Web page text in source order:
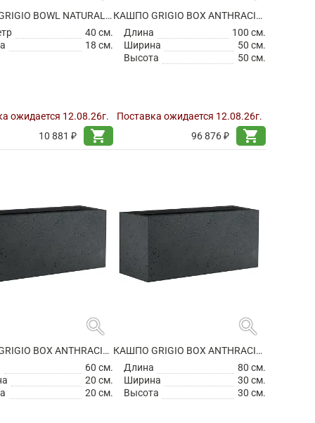
КАШПО GRIGIO BOWL NATURAL CONCRETE
40 см.
18 см.
ожидается 12.08.26г.
10 881 ₽
shopping_cart
КАШПО GRIGIO BOX ANTHRACITE НА КОЛЕСИКАХ
Длина
100 см.
Ширина
50 см.
Высота
50 см.
Поставка ожидается 12.08.26г.
96 876 ₽
shopping_cart
search
КАШПО GRIGIO BOX ANTHRACITE
60 см.
20 см.
20 см.
search
КАШПО GRIGIO BOX ANTHRACITE
Длина
80 см.
Ширина
30 см.
Высота
30 см.